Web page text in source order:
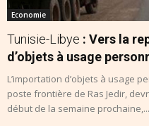
Economie
Tunisie-Libye : Vers la
d’objets à usage
L’importation d’objets à usage
poste frontière de Ras Jedir,
début de la semaine prochaine,...